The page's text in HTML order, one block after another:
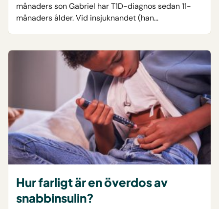
månaders son Gabriel har T1D-diagnos sedan 11-
månaders ålder. Vid insjuknandet (han…
Hur farligt är en överdos av
snabbinsulin?